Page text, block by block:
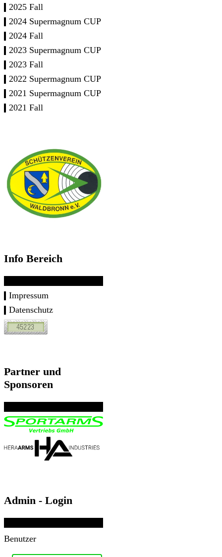
2025 Fall
2024 Supermagnum CUP
2024 Fall
2023 Supermagnum CUP
2023 Fall
2022 Supermagnum CUP
2021 Supermagnum CUP
2021 Fall
Info Bereich
Impressum
Datenschutz
Partner und
Sponsoren
Admin - Login
Benutzer